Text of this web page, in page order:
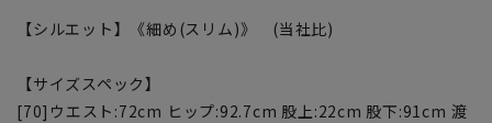
【シルエット】《細め(スリム)》 (当社比)
【サイズスペック】
[70]ウエスト:72cm ヒップ:92.7cm 股上:22cm 股下:91cm 渡